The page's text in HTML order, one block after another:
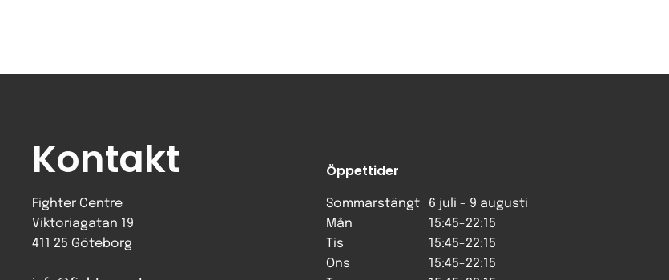
Kontakt
Fighter Centre
Viktoriagatan 19
411 25 Göteborg
Öppettider
Sommarstängt
6 juli - 9 augusti
Mån
15:45-22:15
Tis
15:45-22:15
Ons
15:45-22:15